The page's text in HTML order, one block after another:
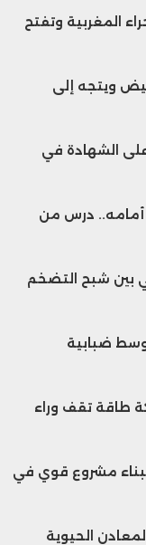
المغربية وتفتح
ويتجه إلى
الشهادة في
أمامه.. درس من
بين شبح التضخم
وسط ضبابية
طاقة تقف وراء
مدينة كبيرة.. 6 قواعد لبناء مشروع قوي في
المعادن الحيوية